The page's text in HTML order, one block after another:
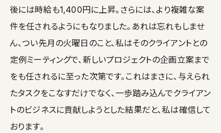
後には時給も1,400円に上昇。さらには、より複雑な案
件を任されるようにもなりました。あれは忘れもしませ
ん、つい先月の火曜日のこと、私はそのクライアントとの
定例ミーティングで、新しいプロジェクトの企画立案まで
をも任されるに至った次第です。これはまさに、与えられ
たタスクをこなすだけでなく、一歩踏み込んでクライアン
トのビジネスに貢献しようとした結果だと、私は確信して
おります。